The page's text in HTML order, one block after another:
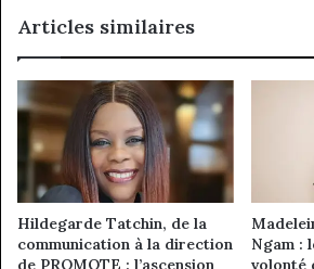
Articles similaires
Hildegarde Tatchin, de la
communication à la direction
de PROMOTE : l’ascension
Ngam :
volonté